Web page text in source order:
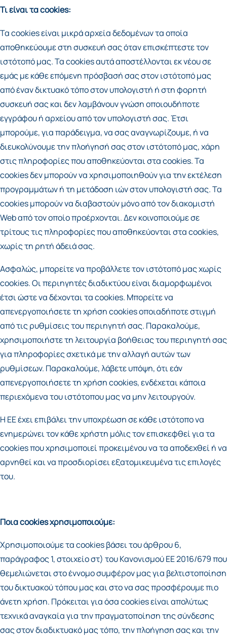
Τι είναι τα cookies:
Τα cookies είναι μικρά αρχεία δεδομένων τα οποία
αποθηκεύουμε στη συσκευή σας όταν επισκέπτεστε τον
ιστότοπό μας. Τα cookies αυτά αποστέλλονται εκ νέου σε
εμάς με κάθε επόμενη πρόσβασή σας στον ιστότοπό μας
από έναν δικτυακό τόπο στον υπολογιστή ή στη φορητή
συσκευή σας και δεν λαμβάνουν γνώση οποιουδήποτε
εγγράφου ή αρχείου από τον υπολογιστή σας. Έτσι
μπορούμε, για παράδειγμα, να σας αναγνωρίζουμε, ή να
διευκολύνουμε την πλοήγησή σας στον ιστότοπό μας, χάρη
στις πληροφορίες που αποθηκεύονται στα cookies. Τα
cookies δεν μπορούν να χρησιμοποιηθούν για την εκτέλεση
προγραμμάτων ή τη μετάδοση ιών στον υπολογιστή σας. Τα
cookies μπορούν να διαβαστούν μόνο από τον διακομιστή
Web από τον οποίο προέρχονται. Δεν κοινοποιούμε σε
τρίτους τις πληροφορίες που αποθηκεύονται στα cookies,
χωρίς τη ρητή άδειά σας.
Ασφαλώς, μπορείτε να προβάλλετε τον ιστότοπό μας χωρίς
cookies. Οι περιηγητές διαδικτύου είναι διαμορφωμένοι
έτσι ώστε να δέχονται τα cookies. Μπορείτε να
απενεργοποιήσετε τη χρήση cookies οποιαδήποτε στιγμή
από τις ρυθμίσεις του περιηγητή σας. Παρακαλούμε,
χρησιμοποιήστε τη λειτουργία βοήθειας του περιηγητή σας
για πληροφορίες σχετικά με την αλλαγή αυτών των
ρυθμίσεων. Παρακαλούμε, λάβετε υπόψη, ότι εάν
απενεργοποιήσετε τη χρήση cookies, ενδέχεται κάποια
περιεχόμενα του ιστότοπου μας να μην λειτουργούν.
Η ΕΕ έχει επιβάλει την υποχρέωση σε κάθε ιστότοπο να
ενημερώνει τον κάθε χρήστη μόλις τον επισκεφθεί για τα
cookies που χρησιμοποιεί προκειμένου να τα αποδεχθεί ή να
αρνηθεί και να προσδιορίσει εξατομικευμένα τις επιλογές
του.
Ποια cookies χρησιμοποιούμε:
Χρησιμοποιούμε τα cookies βάσει του άρθρου 6,
παράγραφος 1, στοιχείο στ) του Κανονισμού ΕΕ 2016/679 που
θεμελιώνεται στο έννομο συμφέρον μας για βελτιστοποίηση
του δικτυακού τόπου μας και στο να σας προσφέρουμε πιο
άνετη χρήση. Πρόκειται για όσα cookies είναι απολύτως
τεχνικά αναγκαία για την πραγματοποίηση της σύνδεσης
σας στον διαδικτυακό μας τόπο, την πλοήγηση σας και την